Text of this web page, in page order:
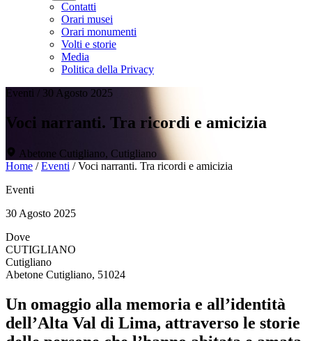
Contatti
Orari musei
Orari monumenti
Volti e storie
Media
Politica della Privacy
Eventi / 30 Agosto 2025
Voci narranti. Tra ricordi e amicizia
Abetone Cutigliano, Cutigliano
Home /Eventi /Voci narranti. Tra ricordi e amicizia
Eventi
30 Agosto 2025
Dove
CUTIGLIANO
Cutigliano
Abetone Cutigliano, 51024
Un omaggio alla memoria e all’identità
dell’Alta Val di Lima, attraverso le storie